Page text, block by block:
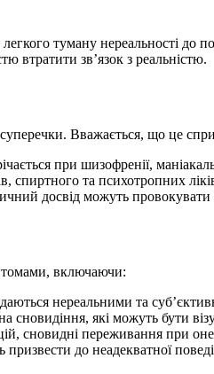
туману нереальності
втратити зв’язок з реальністю.
Вважається, що це
при шизофренії,
спиртного та психотропних
досвід можуть провокувати
включаючи:
нереальними та
сновидіння, які можуть бути
сновидні переживання при
до неадекватної